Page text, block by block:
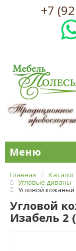
+7
Меню
Главная
Угловые диваны
Угловой кожаный
Угловой
Изабель 2